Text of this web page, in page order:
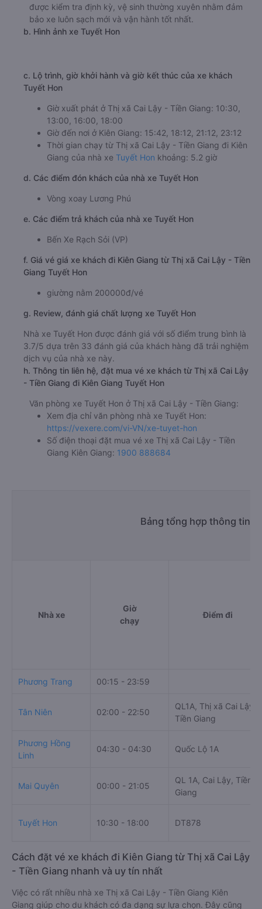
được kiểm tra định kỳ, vệ sinh thường xuyên nhằm đảm
bảo xe luôn sạch mới và vận hành tốt nhất.
b. Hình ảnh xe Tuyết Hon
c. Lộ trình, giờ khởi hành và giờ kết thúc của xe khách
Tuyết Hon
Giờ xuất phát ở Thị xã Cai Lậy - Tiền Giang: 10:30,
13:00, 16:00, 18:00
Giờ đến nơi ở Kiên Giang: 15:42, 18:12, 21:12, 23:12
Thời gian chạy từ Thị xã Cai Lậy - Tiền Giang đi Kiên
Giang của nhà xe Tuyết Hon khoảng: 5.2 giờ
d. Các điểm đón khách của nhà xe Tuyết Hon
Vòng xoay Lương Phú
e. Các điểm trả khách của nhà xe Tuyết Hon
Bến Xe Rạch Sỏi (VP)
f. Giá vé giá xe khách đi Kiên Giang từ Thị xã Cai Lậy - Tiền
Giang Tuyết Hon
giường nằm 200000đ/vé
g. Review, đánh giá chất lượng xe Tuyết Hon
Nhà xe Tuyết Hon được đánh giá với số điểm trung bình là
3.7/5 dựa trên 33 đánh giá của khách hàng đã trải nghiệm
dịch vụ của nhà xe này.
h. Thông tin liên hệ, đặt mua vé xe khách từ Thị xã Cai Lậy
- Tiền Giang đi Kiên Giang Tuyết Hon
Văn phòng xe Tuyết Hon ở Thị xã Cai Lậy - Tiền Giang:
Xem địa chỉ văn phòng nhà xe Tuyết Hon:
https://vexere.com/vi-VN/xe-tuyet-hon
Số điện thoại đặt mua vé xe Thị xã Cai Lậy - Tiền
Giang Kiên Giang: 1900 888684
Bảng tổng hợp thông tin
Nhà xe
Giờ
chạy
Điểm đi
Phương Trang 00:15 - 23:59
Tân Niên 02:00 - 22:50
QL1A, Thị xã Cai Lậy,
Tiền Giang
Phương Hồng
Linh
04:30 - 04:30 Quốc Lộ 1A
Mai Quyên 00:00 - 21:05
QL 1A, Cai Lậy, Tiền
Giang
Tuyết Hon 10:30 - 18:00 DT878
Cách đặt vé xe khách đi Kiên Giang từ Thị xã Cai Lậy
- Tiền Giang nhanh và uy tín nhất
Việc có rất nhiều nhà xe Thị xã Cai Lậy - Tiền Giang Kiên
Giang giúp cho du khách có đa dạng sự lựa chọn. Đây cũng